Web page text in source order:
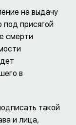
на выдачу
присягой
смерти
в
такой
и лица,